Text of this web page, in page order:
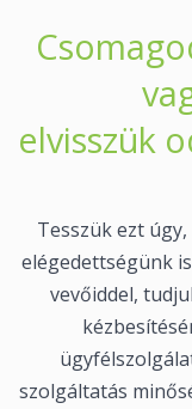
elvisszük
Tesszük ezt
elégedettségünk
vevőiddel,
szolgáltatás